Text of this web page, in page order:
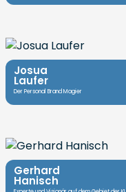
Josua
Laufer
Der Personal Brand Magier
Gerhard
Hanisch